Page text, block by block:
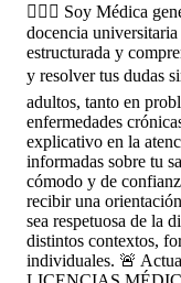
👩🏽‍⚕️ Soy Médica
docencia
estructurada y
y resolver tus dudas
adultos, tanto en
enfermedades
explicativo en la
informadas sobre tu
cómodo y de
recibir una
sea respetuosa de la
distintos contextos,
individuales. 🚨